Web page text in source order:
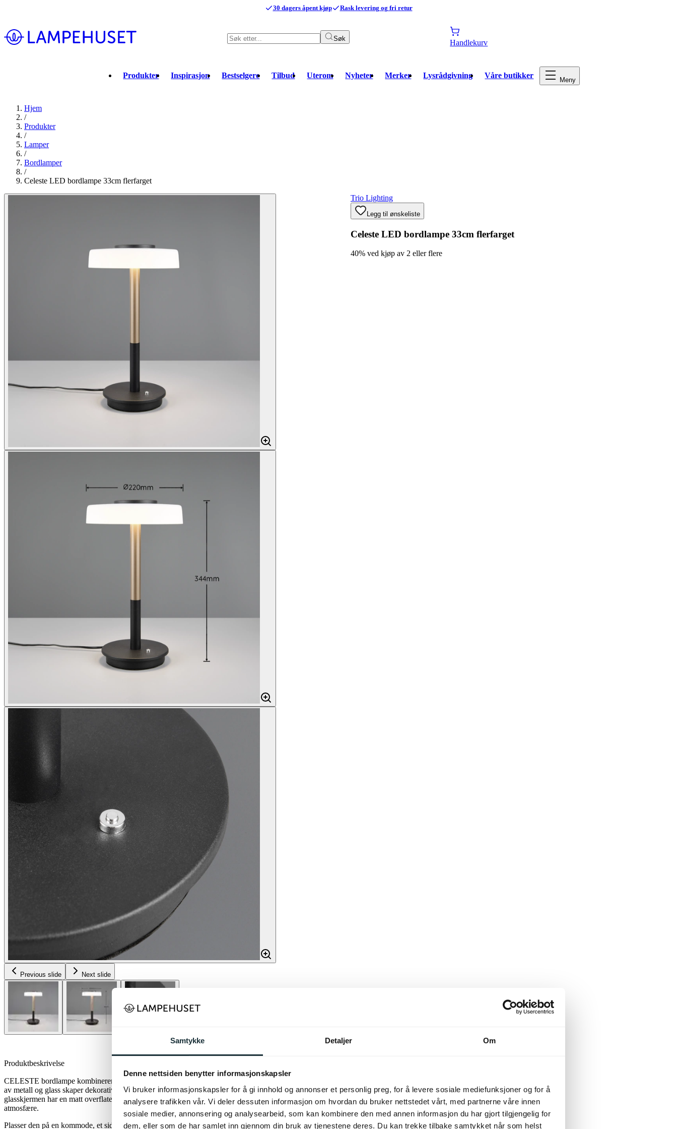
Samtykke Detaljer Om
Denne nettsiden benytter informasjonskapsler
Vi bruker informasjonskapsler for å gi innhold og annonser et personlig preg, for å levere sosiale mediefunksjoner og for å
analysere trafikken vår. Vi deler dessuten informasjon om hvordan du bruker nettstedet vårt, med partnerne våre innen
sosiale medier, annonsering og analysearbeid, som kan kombinere den med annen informasjon du har gjort tilgjengelig for
dem, eller som de har samlet inn gjennom din bruk av tjenestene deres. Du kan trekke tilbake samtykket når som helst
30 dagers åpent kjøp Rask levering og fri retur
Søk Handlekurv
Produkter Inspirasjon Bestselgere Tilbud Uterom Nyheter Merker Lysrådgivning Våre butikker Meny
Hjem
/
Produkter
/
Lamper
/
Bordlamper
/
Celeste LED bordlampe 33cm flerfarget
Previous slide Next slide
Trio Lighting
Legg til ønskeliste
Celeste LED bordlampe 33cm flerfarget
40% ved kjøp av 2 eller flere
Produktbeskrivelse
CELESTE bordlampe kombinerer stilfull eleganse med høy funksjonalitet. Den unike kombinasjonen
av metall og glass skaper dekorative detaljer som gir karakter til ethvert rom. Den futuristiske
glasskjermen har en matt overflate som gir et fascinerende lysspill og en varm, innbydende
atmosfære.
Plasser den på en kommode, et sidebord eller nattbord - CELESTE gir alltid perfekt belysning. Med